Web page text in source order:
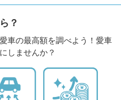
？
車の最高額を調べよう！愛車
しませんか？